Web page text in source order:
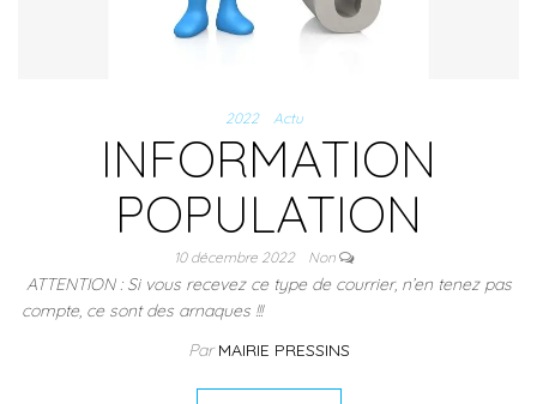
2022 Actu
INFORMATION
POPULATION
10 décembre 2022 Non
ATTENTION : Si vous recevez ce type de courrier, n’en tenez pas
compte, ce sont des arnaques !!!
ParMAIRIE PRESSINS